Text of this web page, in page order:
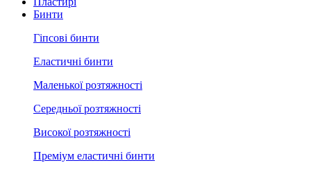
Бинти
Гіпсові бинти
Еластичні бинти
Маленької розтяжності
Середньої розтяжності
Високої розтяжності
Преміум еластичні бинти